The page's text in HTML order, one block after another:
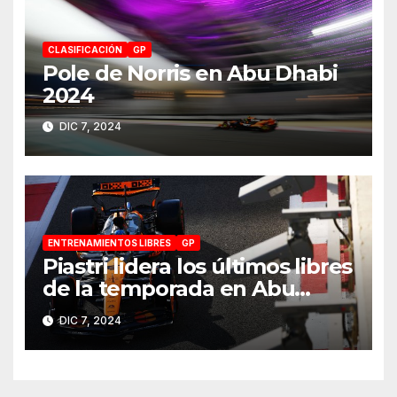
CLASIFICACIÓN GP
Pole de Norris en Abu Dhabi
2024
DIC 7, 2024
ENTRENAMIENTOS LIBRES GP
Piastri lidera los últimos libres
de la temporada en Abu
Dhabi 2024
DIC 7, 2024